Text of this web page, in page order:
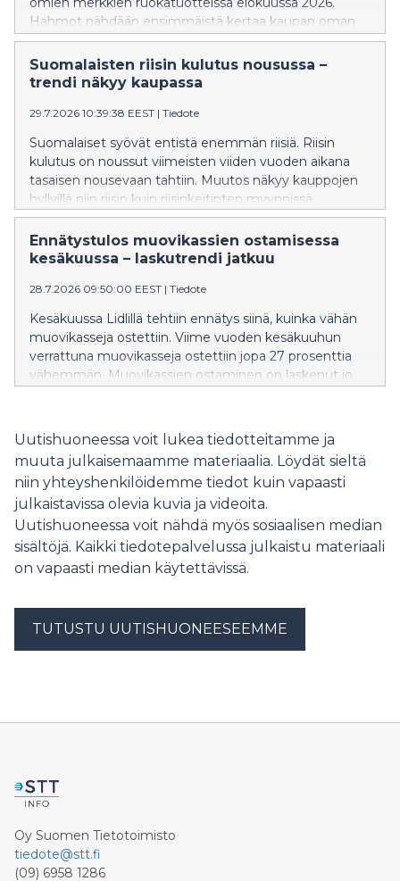
Hahmot nähdään ensimmäistä kertaa kaupan oman
merkin tuotteissa, jotka täyttävät Maailman
terveysjärjestön (WHO) ravitsemuskriteerit. Lidl on
muokannut omien tuotteiden reseptejä niin, että
välipaloiksi sopivissa marjoissa ja hedelmissä. Näin Lidl
haluaa kannustaa lapsia ja vanhempia
ravitsemuksellisesti parempien vaihtoehtojen pariin.
Suomalaisten riisin kulutus nousussa –
trendi näkyy kaupassa
29.7.2026 10:39:38 EEST | Tiedote
Suomalaiset syövät entistä enemmän riisiä. Riisin
kulutus on noussut viimeisten viiden vuoden aikana
tasaisen nousevaan tahtiin. Muutos näkyy kauppojen
hyllyillä niin riisin kuin riisinkeitinten myynnissä.
Ennätystulos muovikassien ostamisessa
kesäkuussa – laskutrendi jatkuu
28.7.2026 09:50:00 EEST | Tiedote
Kesäkuussa Lidlillä tehtiin ennätys siinä, kuinka vähän
muovikasseja ostettiin. Viime vuoden kesäkuuhun
verrattuna muovikasseja ostettiin jopa 27 prosenttia
vähemmän. Muovikassien ostaminen on laskenut jo
Muovikassin ostamisen laskutrendi siis jatkuu, ja
muovikassien ostamisen kulttuuri näyttää
muuttuneen pysyvästi.
Uutishuoneessa voit lukea tiedotteitamme ja
muuta julkaisemaamme materiaalia. Löydät sieltä
niin yhteyshenkilöidemme tiedot kuin vapaasti
julkaistavissa olevia kuvia ja videoita.
Uutishuoneessa voit nähdä myös sosiaalisen median
sisältöjä. Kaikki tiedotepalvelussa julkaistu materiaali
on vapaasti median käytettävissä.
TUTUSTU UUTISHUONEESEEMME
Oy Suomen Tietotoimisto
tiedote@stt.fi
(09) 6958 1286